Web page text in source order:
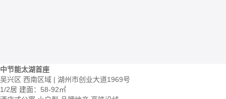
中节能太湖首座
吴兴区 西南区域 | 湖州市创业大道1969号
1/2居 建面：58-92㎡